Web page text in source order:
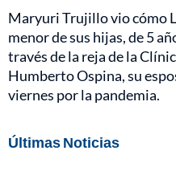
Maryuri Trujillo vio cómo
menor de sus hijas, de 5
través de la reja de la
Humberto Ospina, su
viernes por la pandemia.
Últimas Noticias